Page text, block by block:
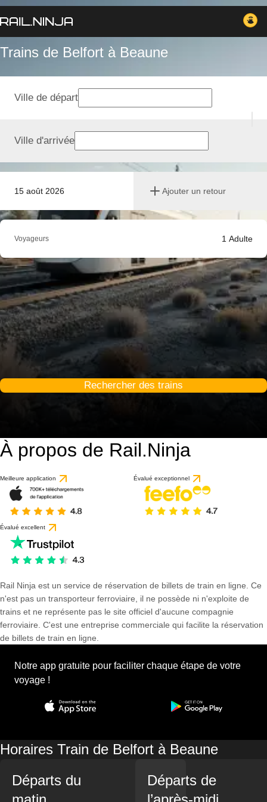
Trains de Belfort à Beaune
15 août 2026 Ajouter un retour
Ville de départ
Ville d'arrivée
Voyageurs 1 Adulte
Rechercher des trains
À propos de Rail.Ninja
Meilleure application Évalué exceptionnel
Évalué excellent
Rail Ninja est un service de réservation de billets de train en ligne. Ce
n'est pas un transporteur ferroviaire, il ne possède ni n'exploite de
trains et ne représente pas le site officiel d'aucune compagnie
ferroviaire. C'est une entreprise commerciale qui facilite la réservation
de billets de train en ligne.
Notre app gratuite pour faciliter chaque étape de votre
voyage !
Horaires Train de Belfort à Beaune
Départs du
Départs de